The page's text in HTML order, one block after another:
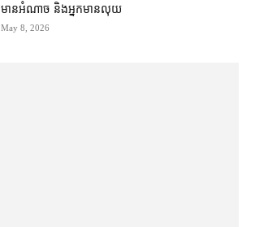
មាន​អំណាច និង​អ្នក​មាន​លុយ
May 8, 2026